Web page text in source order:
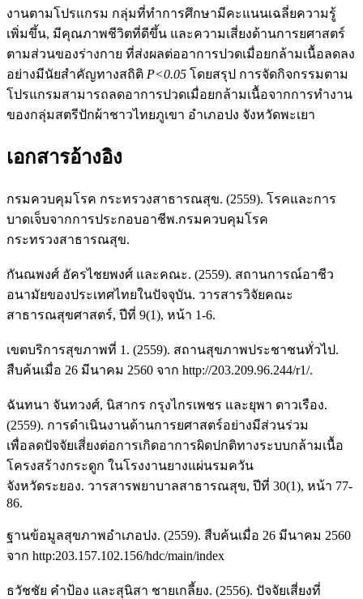
งานตามโปรแกรม กลุ่มที่ทำการศึกษามีคะแนนเฉลี่ยความรู้
เพิ่มขึ้น, มีคุณภาพชีวิตที่ดีขึ้น และความเสี่ยงด้านการยศาสตร์
ตามส่วนของร่างกาย ที่ส่งผลต่ออาการปวดเมื่อยกล้ามเนื้อลดลง
อย่างมีนัยสำคัญทางสถิติ P<0.05 โดยสรุป การจัดกิจกรรมตาม
โปรแกรมสามารถลดอาการปวดเมื่อยกล้ามเนื้อจากการทำงาน
ของกลุ่มสตรีปักผ้าชาวไทยภูเขา อำเภอปง จังหวัดพะเยา
เอกสารอ้างอิง
กรมควบคุมโรค กระทรวงสาธารณสุข. (2559). โรคและการ
บาดเจ็บจากการประกอบอาชีพ.กรมควบคุมโรค
กระทรวงสาธารณสุข.
กันณพงศ์ อัครไชยพงศ์ และคณะ. (2559). สถานการณ์อาชีว
อนามัยของประเทศไทยในปัจจุบัน. วารสารวิจัยคณะ
สาธารณสุขศาสตร์, ปีที่ 9(1), หน้า 1-6.
เขตบริการสุขภาพที่ 1. (2559). สถานสุขภาพประชาชนทั่วไป.
สืบค้นเมื่อ 26 มีนาคม 2560 จาก http://203.209.96.244/r1/.
ฉันทนา จันทวงศ์, นิสากร กรุงไกรเพชร และยุพา ดาวเรือง.
(2559). การดำเนินงานด้านการยศาสตร์อย่างมีส่วนร่วม
เพื่อลดปัจจัยเสี่ยงต่อการเกิดอาการผิดปกติทางระบบกล้ามเนื้อ
โครงสร้างกระดูก ในโรงงานยางแผ่นรมควัน
จังหวัดระยอง. วารสารพยาบาลสาธารณสุข, ปีที่ 30(1), หน้า 77-
86.
ฐานข้อมูลสุขภาพอำเภอปง. (2559). สืบค้นเมื่อ 26 มีนาคม 2560
จาก http:203.157.102.156/hdc/main/index
ธวัชชัย คำป้อง และสุนิสา ชายเกลี้ยง. (2556). ปัจจัยเสี่ยงที่